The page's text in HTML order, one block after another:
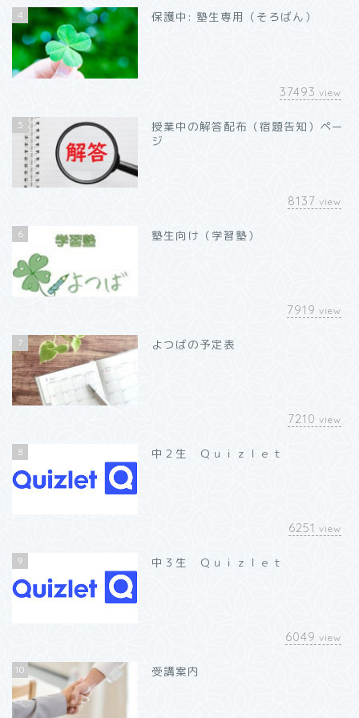
4 保護中: 塾生専用（そろばん）
37493 view
5
授業中の解答配布（宿題告知）ペー
ジ
8137 view
6 塾生向け（学習塾）
7919 view
7 よつばの予定表
7210 view
8 中２生 Ｑｕｉｚｌｅｔ
6251 view
9 中３生 Ｑｕｉｚｌｅｔ
6049 view
10 受講案内